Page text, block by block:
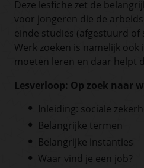
Deze lesfiche zet de
voor jongeren die de
einde studies (afgestuurd
Werk zoeken is namelijk ook
moeten leren en daar helpt
Lesverloop: Op zoek naar
Inleiding: sociale
Belangrijke termen
Belangrijke instanties
Waar vind je een job?